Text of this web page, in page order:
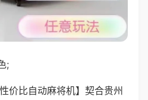
;
性价比自动麻将机】契合贵州